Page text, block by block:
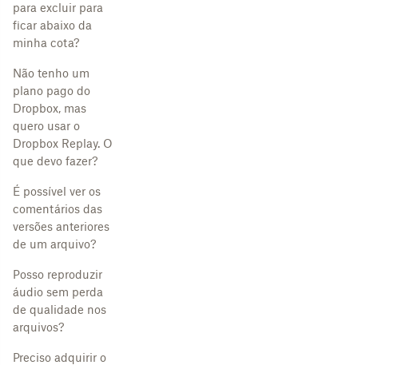
para excluir para
ficar abaixo da
minha cota?
Não tenho um
plano pago do
Dropbox, mas
quero usar o
Dropbox Replay. O
que devo fazer?
É possível ver os
comentários das
versões anteriores
de um arquivo?
Posso reproduzir
áudio sem perda
de qualidade nos
arquivos?
Preciso adquirir o